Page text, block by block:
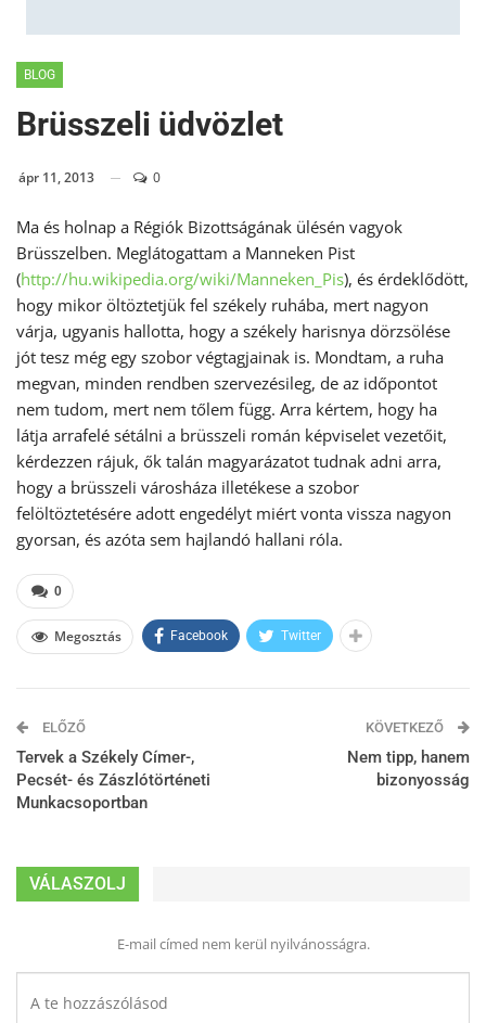
BLOG
Brüsszeli üdvözlet
ápr 11, 2013 0
Ma és holnap a Régiók Bizottságának ülésén vagyok
Brüsszelben. Meglátogattam a Manneken Pist
(http://hu.wikipedia.org/wiki/Manneken_Pis), és érdeklődött,
hogy mikor öltöztetjük fel székely ruhába, mert nagyon
várja, ugyanis hallotta, hogy a székely harisnya dörzsölése
jót tesz még egy szobor végtagjainak is. Mondtam, a ruha
megvan, minden rendben szervezésileg, de az időpontot
nem tudom, mert nem tőlem függ. Arra kértem, hogy ha
látja arrafelé sétálni a brüsszeli román képviselet vezetőit,
kérdezzen rájuk, ők talán magyarázatot tudnak adni arra,
hogy a brüsszeli városháza illetékese a szobor
felöltöztetésére adott engedélyt miért vonta vissza nagyon
gyorsan, és azóta sem hajlandó hallani róla.
0
Megosztás Facebook Twitter
ELŐZŐ
Tervek a Székely Címer-,
Pecsét- és Zászlótörténeti
Munkacsoportban
KÖVETKEZŐ
Nem tipp, hanem
bizonyosság
VÁLASZOLJ
E-mail címed nem kerül nyilvánosságra.